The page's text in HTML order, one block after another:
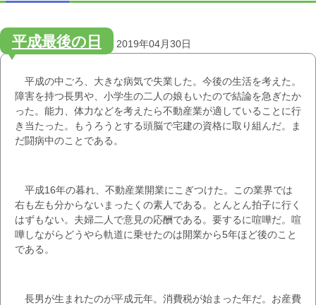
平成最後の日 2019年04月30日
平成の中ごろ、大きな病気で失業した。今後の生活を考えた。
障害を持つ長男や、小学生の二人の娘もいたので結論を急ぎたか
った。能力、体力などを考えたら不動産業が適していることに行
き当たった。もうろうとする頭脳で宅建の資格に取り組んだ。ま
だ闘病中のことである。
平成16年の暮れ、不動産業開業にこぎつけた。この業界では
右も左も分からないまったくの素人である。とんとん拍子に行く
はずもない。夫婦二人で意見の応酬である。要するに喧嘩だ。喧
嘩しながらどうやら軌道に乗せたのは開業から5年ほど後のこと
である。
長男が生まれたのが平成元年。消費税が始まった年だ。お産費